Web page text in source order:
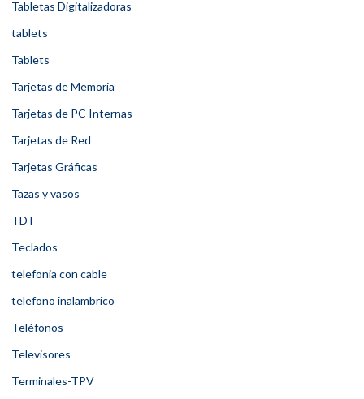
Tabletas Digitalizadoras
tablets
Tablets
Tarjetas de Memoria
Tarjetas de PC Internas
Tarjetas de Red
Tarjetas Gráficas
Tazas y vasos
TDT
Teclados
telefonia con cable
telefono inalambrico
Teléfonos
Televisores
Terminales-TPV